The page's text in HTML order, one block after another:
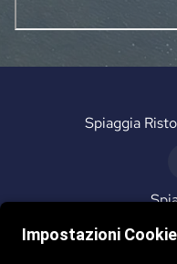
Spiaggia
Impostazioni Cookie